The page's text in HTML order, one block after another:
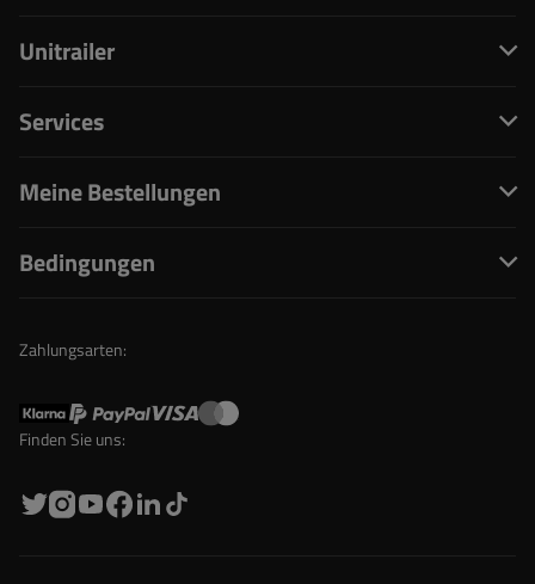
Unitrailer
Services
Meine Bestellungen
Bedingungen
Zahlungsarten:
Finden Sie uns: